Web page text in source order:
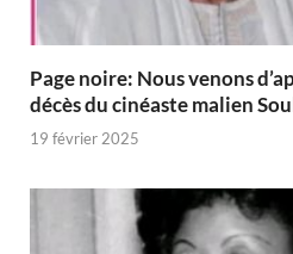
Page noire: Nous venons
décès du cinéaste malien
19 février 2025